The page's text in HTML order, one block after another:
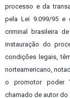
processo e da
pela Lei 9.099/95 e
criminal brasileira
instauração do
condições legais,
norteamericano,
o promotor poder
chamado de autor do